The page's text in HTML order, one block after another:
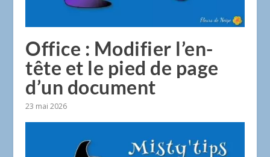
Office : Modifier l’en-
tête et le pied de page
d’un document
23 mai 2026